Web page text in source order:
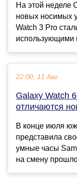
На этой неделе
новых носимых
Watch 3 Pro
использующими
22:00, 11 Авг
Galaxy Watch
отличаются
В конце июля
представила
умные часы
на смену